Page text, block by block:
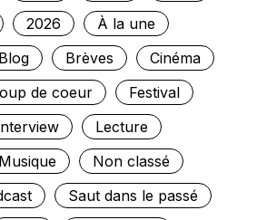
2026
À la une
Blog Brèves
Cinéma
de coeur
Festival
Lecture
Musique
Non classé
Saut dans le passé